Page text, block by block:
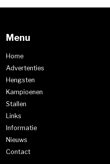
Menu
Home
Advertenties
Hengsten
Kampioenen
Stallen
Links
Informatie
Nieuws
Contact